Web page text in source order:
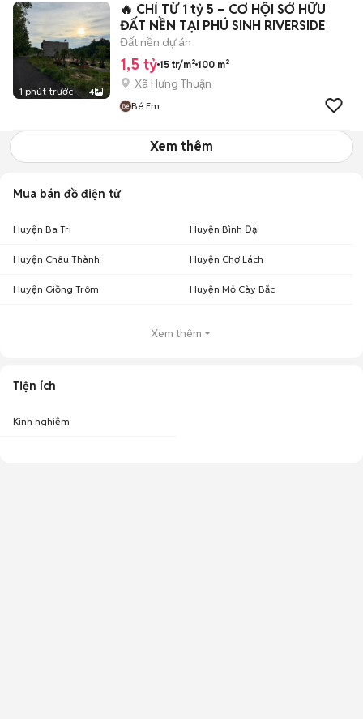
1 phút trước 4
🔥 CHỈ TỪ 1 tỷ 5 – CƠ HỘI SỞ HỮU
ĐẤT NỀN TẠI PHÚ SINH RIVERSIDE
Đất nền dự án
1,5 tỷ 15 tr/m² 100 m²
Xã Hưng Thuận
Bé Em
Xem thêm
Mua bán đồ điện tử
Huyện Ba Tri Huyện Bình Đại
Huyện Châu Thành Huyện Chợ Lách
Huyện Giồng Trôm Huyện Mỏ Cày Bắc
Xem thêm
Tiện ích
Kinh nghiệm